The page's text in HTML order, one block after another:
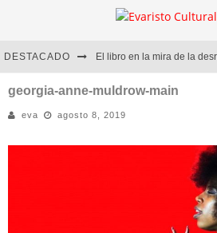
DESTACADO
Marcelo Rubio | El llovedor
Diego Meret | Hotel Acapulco
Alejandra Correa | La nieve
georgia-anne-muldrow-main
eva agosto 8, 2019